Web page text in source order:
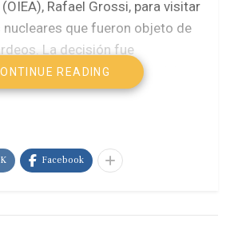
Rafael Grossi, para visitar
que fueron objeto de
La decisión fue
Parlamento iraní, que aprobó por
toda colaboración con el
.
READING
Facebook